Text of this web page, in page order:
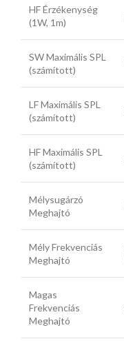
HF Érzékenység
(1W, 1m)
SW Maximális SPL
(számított)
LF Maximális SPL
(számított)
HF Maximális SPL
(számított)
Mélysugárzó
Meghajtó
Mély Frekvenciás
Meghajtó
Magas
Frekvenciás
Meghajtó